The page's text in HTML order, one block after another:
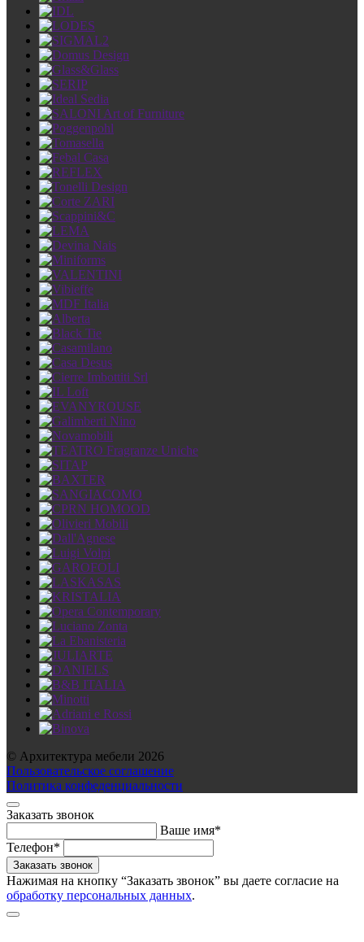
© Архитектура мебели 2026
Пользовательское соглашение
Политика конфеденциальности
Заказать звонок
Ваше имя*
Телефон*
Нажимая на кнопку “Заказать звонок” вы даете согласие на
обработку персональных данных.